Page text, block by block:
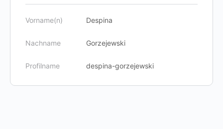
Vorname(n) Despina
Nachname Gorzejewski
Profilname despina-gorzejewski